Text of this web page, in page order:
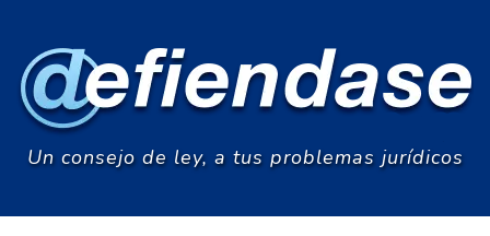
contenido
Un consejo de ley, a tus problemas jurídicos